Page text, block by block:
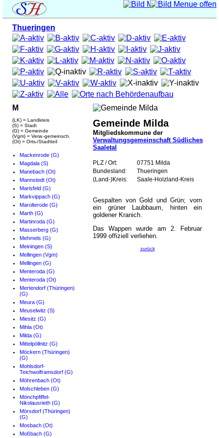
Thueringen
M
(LK) = Landkreis
(S) = Stadt
(G) = Gemeinde
(Vgm) = Verw.-gemeinsch.
(Ot) = Orts-/Stadtteil
Mackenrode (G)
Magdala (S)
Manebach (Ot)
Mannstedt (Ot)
Marisfeld (G)
Markvippach (G)
Marolterode (G)
Marth (G)
Martinroda (G)
Masserberg (G)
Mehmels (G)
Meiningen (S)
Mellingen (Vgm)
Mellingen (G)
Menteroda (G)
Menteroda (Ot)
Mertendorf (Thüringen)
(G)
Meura (G)
Meuselwitz (S)
Miesitz (G)
Mihla (Ot)
Milda (G)
Mittelpöllnitz (G)
Möckern (Thüringen)
(G)
Mohlsdorf-
Teichwolframsdorf (G)
Möhrenbach (Ot)
Molschleben (G)
Mönchpfiffel-
Nikolausrieth (G)
Mörsdorf (Thüringen)
(G)
Mosbach (Ot)
Moßbach (G)
Gemeinde Milda
Mitgliedskommune der
Verwaltungsgemeinschaft Südliches
Saaletal
PLZ / Ort:
07751 Milda
Bundesland:
Thueringen
(Land-)Kreis:
Saale-Holzland-Kreis
Gespalten von Gold und Grün; vorn
ein grüner Laubbaum, hinten ein
goldener Kranich.
Das Wappen wurde am 2. Februar
1999 offiziell verliehen.
zurück